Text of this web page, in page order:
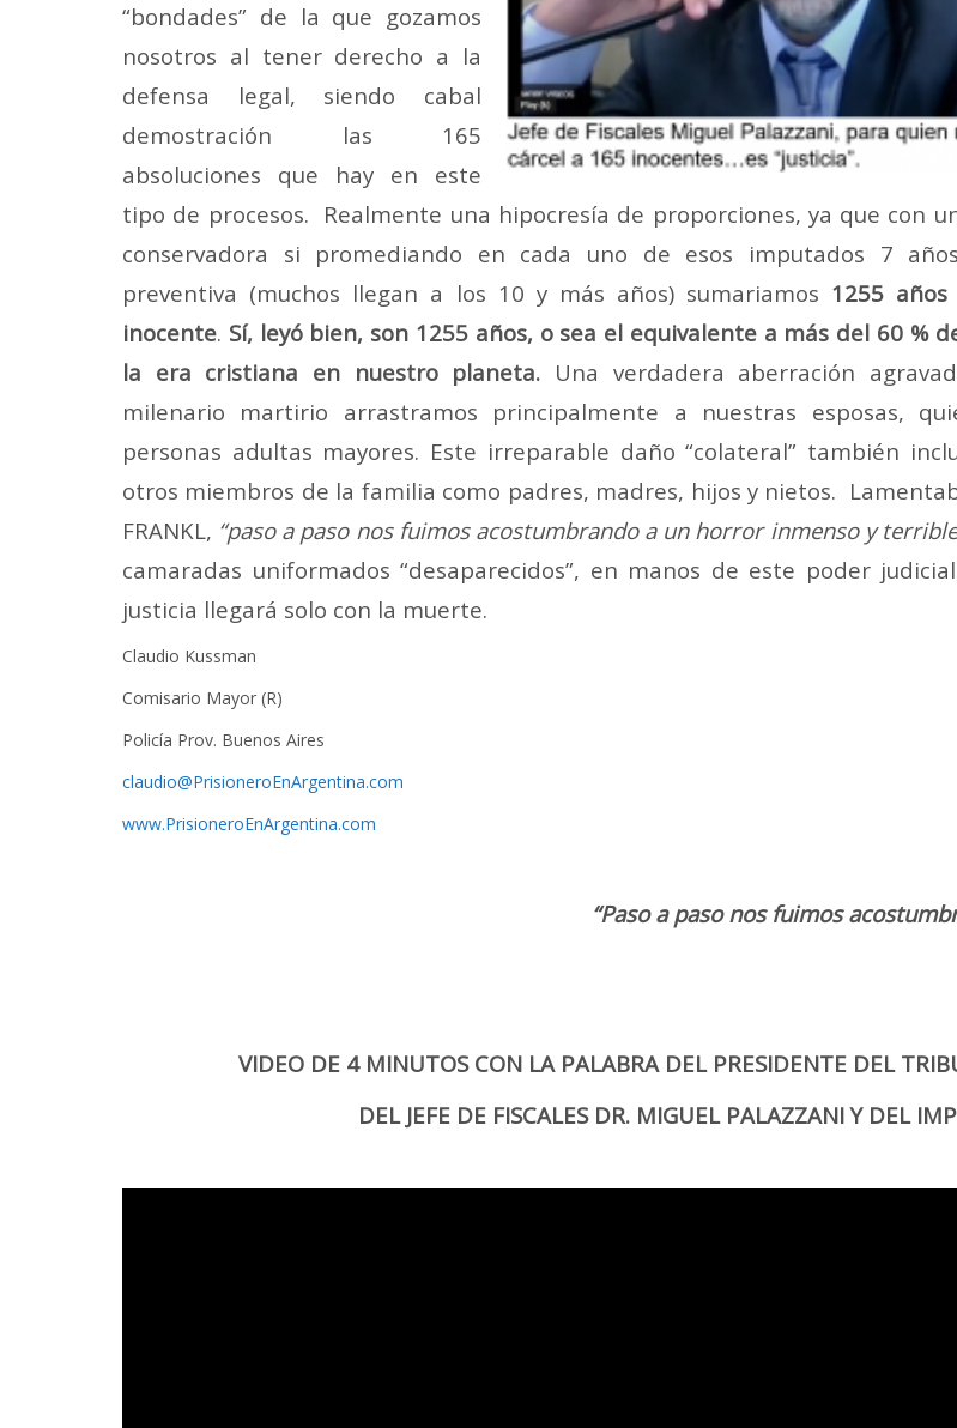
“bondades” de la que gozamos
nosotros al tener derecho a la
defensa legal, siendo cabal
demostración las 165
absoluciones que hay en este
tipo de procesos. Realmente una hipocresía de proporciones, ya que con
conservadora si promediando en cada uno de esos imputados 7
preventiva (muchos llegan a los 10 y más años) sumariamos 1255
inocente. Sí, leyó bien, son 1255 años, o sea el equivalente a más del 60 %
la era cristiana en nuestro planeta. Una verdadera aberración
milenario martirio arrastramos principalmente a nuestras esposas,
personas adultas mayores. Este irreparable daño “colateral” también
otros miembros de la familia como padres, madres, hijos y nietos.
FRANKL, “paso a paso nos fuimos acostumbrando a un horror inmenso y
camaradas uniformados “desaparecidos”, en manos de este poder
justicia llegará solo con la muerte.
Claudio Kussman
Comisario Mayor (R)
Policía Prov. Buenos Aires
claudio@PrisioneroEnArgentina.com
www.PrisioneroEnArgentina.com
“Paso a paso nos fuimos
VIDEO DE 4 MINUTOS CON LA PALABRA DEL PRESIDENTE DEL
DEL JEFE DE FISCALES DR. MIGUEL PALAZZANI Y DEL